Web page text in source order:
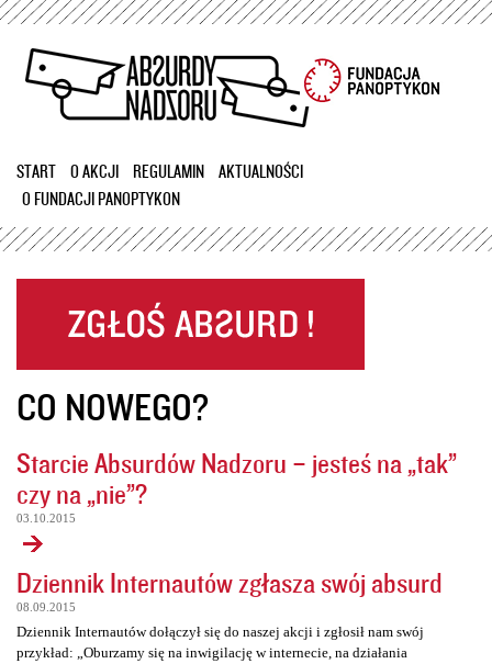
Przejdź
treści
START O AKCJI REGULAMIN
AKTUALNOŚCI
O FUNDACJI PANOPTYKON
CO NOWEGO?
Starcie Absurdów Nadzoru – jesteś na „tak”
czy na „nie”?
03.10.2015
Dziennik Internautów zgłasza swój absurd
08.09.2015
Dziennik Internautów dołączył się do naszej akcji i zgłosił nam swój
przykład: „Oburzamy się na inwigilację w internecie, na działania